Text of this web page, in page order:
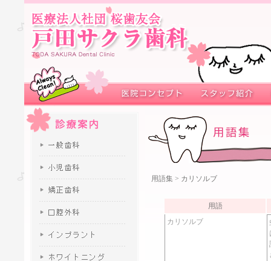
用語集 > カリソルブ
用語
カリソルブ